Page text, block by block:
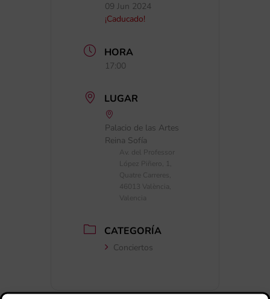
09 Jun 2024
¡Caducado!
HORA
17:00
LUGAR
Palacio de las Artes
Reina Sofía
Av. del Professor
López Piñero, 1,
Quatre Carreres,
46013 València,
Valencia
CATEGORÍA
Conciertos